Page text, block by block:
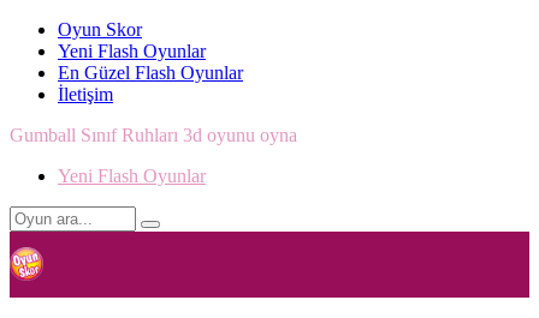
Oyun Skor
Yeni Flash Oyunlar
En Güzel Flash Oyunlar
İletişim
Gumball Sınıf Ruhları 3d oyunu oyna
Yeni Flash Oyunlar